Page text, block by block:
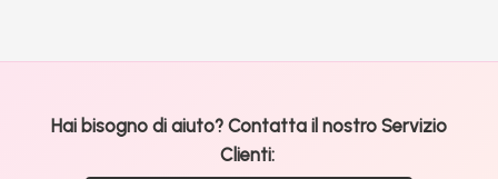
Hai bisogno di aiuto? Contatta il nostro Servizio
Clienti: